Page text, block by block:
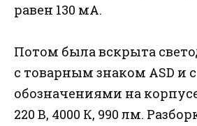
равен 130 мА.
Потом была вскрыта
с товарным знаком ASD и с
обозначениями на корпусе:
220 В, 4000 К, 990 лм.